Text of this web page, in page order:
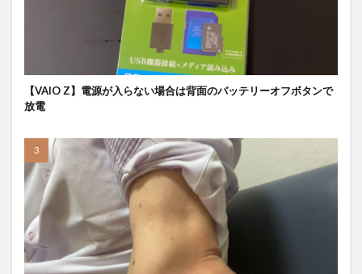
【VAIO Z】電源が入らない場合は背面のバッテリーオフボタンで
放電